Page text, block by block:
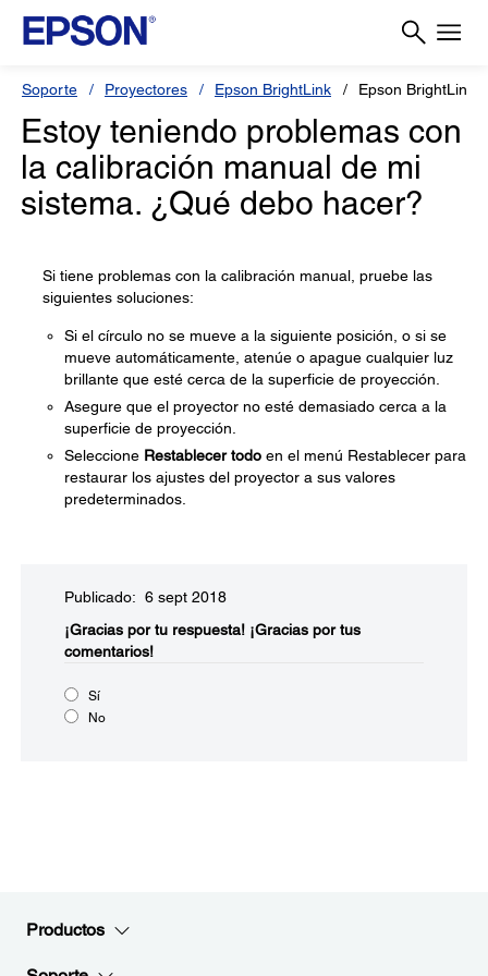
Soporte Proyectores Epson BrightLink Epson BrightLink
Estoy teniendo problemas con
la calibración manual de mi
sistema. ¿Qué debo hacer?
Si tiene problemas con la calibración manual, pruebe las
siguientes soluciones:
Si el círculo no se mueve a la siguiente posición, o si se
mueve automáticamente, atenúe o apague cualquier luz
brillante que esté cerca de la superficie de proyección.
Asegure que el proyector no esté demasiado cerca a la
superficie de proyección.
Seleccione Restablecer todo en el menú Restablecer para
restaurar los ajustes del proyector a sus valores
predeterminados.
Publicado: 6 sept 2018
¡Gracias por tu respuesta! ¡Gracias por tus
comentarios!
Sí
No
Productos